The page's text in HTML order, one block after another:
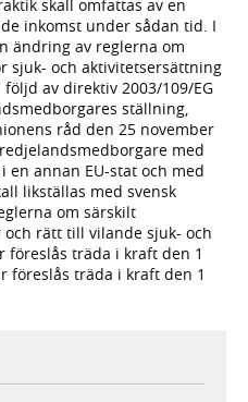
skall omfattas av en
inkomst under sådan tid. I
ändring av reglerna om
sjuk- och aktivitetsersättning
av direktiv 2003/109/EG
ställning,
råd den 25 november
med
annan EU-stat och med
likställas med svensk
om särskilt
rätt till vilande sjuk- och
träda i kraft den 1
föreslås träda i kraft den 1